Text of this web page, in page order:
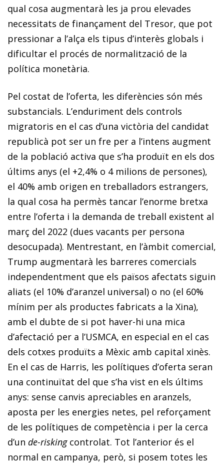
qual cosa augmentarà les ja prou elevades
necessitats de finançament del Tresor, que pot
pressionar a l’alça els tipus d’interès globals i
dificultar el procés de normalització de la
política monetària.
Pel costat de l’oferta, les diferències són més
substancials. L’enduriment dels controls
migratoris en el cas d’una victòria del candidat
republicà pot ser un fre per a l’intens augment
de la població activa que s’ha produït en els dos
últims anys (el +2,4% o 4 milions de persones),
el 40% amb origen en treballadors estrangers,
la qual cosa ha permès tancar l’enorme bretxa
entre l’oferta i la demanda de treball existent al
març del 2022 (dues vacants per persona
desocupada). Mentrestant, en l’àmbit comercial,
Trump augmentarà les barreres comercials
independentment que els països afectats siguin
aliats (el 10% d’aranzel universal) o no (el 60%
mínim per als productes fabricats a la Xina),
amb el dubte de si pot haver-hi una mica
d’afectació per a l’USMCA, en especial en el cas
dels cotxes produïts a Mèxic amb capital xinès.
En el cas de Harris, les polítiques d’oferta seran
una continuïtat del que s’ha vist en els últims
anys: sense canvis apreciables en aranzels,
aposta per les energies netes, pel reforçament
de les polítiques de competència i per la cerca
d’un de-riskingcontrolat. Tot l’anterior és el
normal en campanya, però, si posem totes les